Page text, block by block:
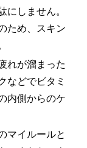
にしません。
ため、スキン
れが溜まった
などでビタミ
内側からのケ
マイルールと